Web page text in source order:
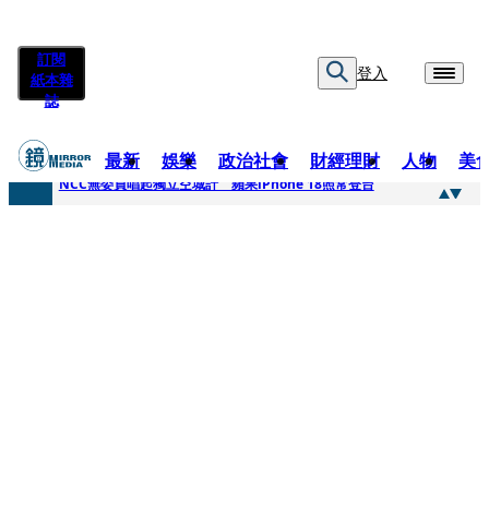
訂閱
紙本雜
誌
登入
最新 娛樂 政治社會 財經理財 人物 美
快訊
NCC無委員唱起獨立空城計 蘋果iPhone 18照常登台